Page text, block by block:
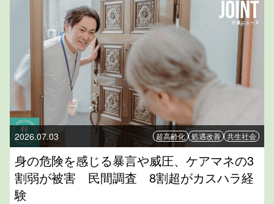
2026.07.03 超高齢化 処遇改善 共生社会
身の危険を感じる暴言や威圧、ケアマネの3
割弱が被害 民間調査 8割超がカスハラ経
験